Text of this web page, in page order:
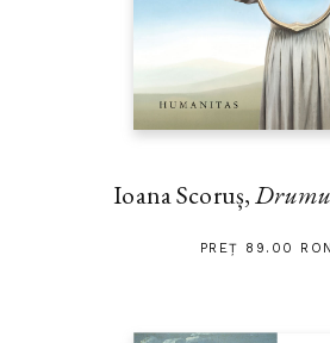
Ioana Scoruș,
PREȚ 89.00 RON